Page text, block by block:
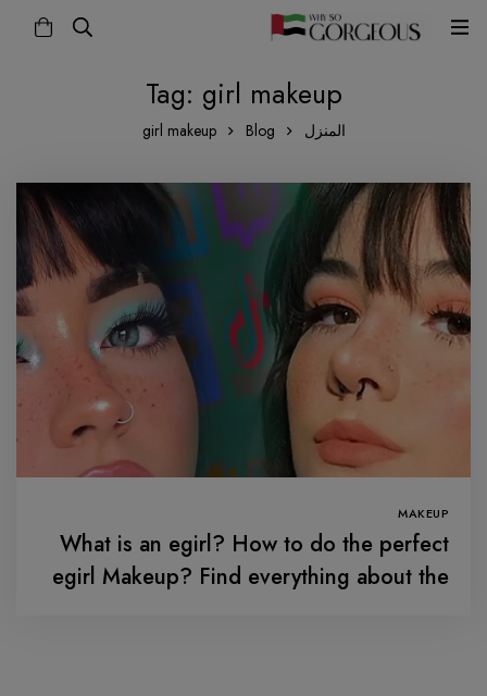
Tag: girl makeup
المنزل Blog
girl makeup
MAKEUP
What is an egirl? How to do the perfect
egirl Makeup? Find everything about the